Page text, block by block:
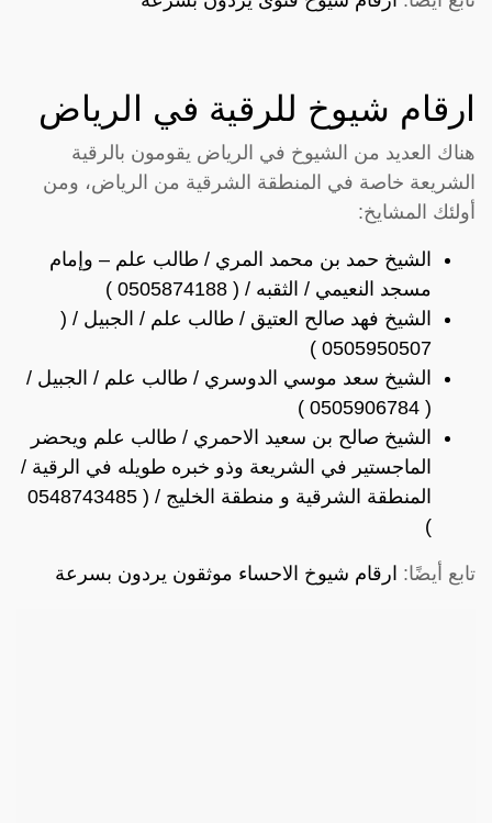
ارقام شيوخ للرقية في الرياض
هناك العديد من الشيوخ في الرياض يقومون بالرقية
الشريعة خاصة في المنطقة الشرقية من الرياض، ومن
أولئك المشايخ:
الشيخ حمد بن محمد المري / طالب علم – وإمام
مسجد النعيمي / الثقبه / ( 0505874188 )
الشيخ فهد صالح العتيق / طالب علم / الجبيل / (
0505950507 )
الشيخ سعد موسي الدوسري / طالب علم / الجبيل /
( 0505906784 )
الشيخ صالح بن سعيد الاحمري / طالب علم ويحضر
الماجستير في الشريعة وذو خبره طويله في الرقية /
المنطقة الشرقية و منطقة الخليج / ( 0548743485
)
تابع أيضًا: ارقام شيوخ الاحساء موثقون يردون بسرعة